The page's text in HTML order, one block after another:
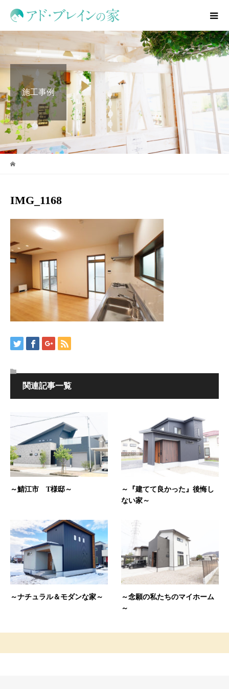
施工事例
IMG_1168
関連記事一覧
～鯖江市 T様邸～
～『建てて良かった』後悔し
ない家～
～ナチュラル＆モダンな家～
～念願の私たちのマイホーム
～